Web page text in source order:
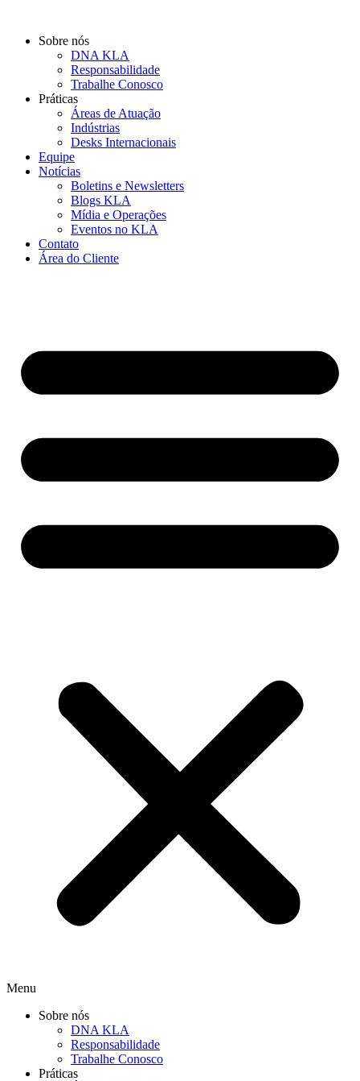
Sobre nós
DNA KLA
Responsabilidade
Trabalhe Conosco
Práticas
Áreas de Atuação
Indústrias
Desks Internacionais
Equipe
Notícias
Boletins e Newsletters
Blogs KLA
Mídia e Operações
Eventos no KLA
Contato
Área do Cliente
Menu
Sobre nós
DNA KLA
Responsabilidade
Trabalhe Conosco
Práticas